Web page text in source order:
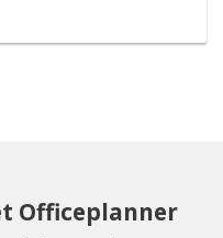
Officeplanner